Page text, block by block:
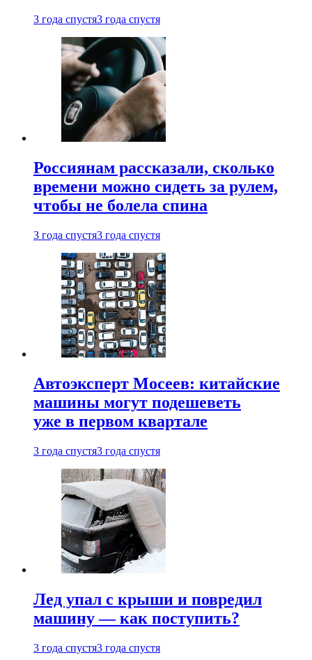
3 года спустя3 года спустя
Россиянам рассказали, сколько
времени можно сидеть за рулем,
чтобы не болела спина
3 года спустя3 года спустя
Автоэксперт Мосеев: китайские
машины могут подешеветь
уже в первом квартале
3 года спустя3 года спустя
Лед упал с крыши и повредил
машину — как поступить?
3 года спустя3 года спустя